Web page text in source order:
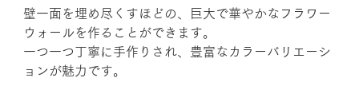
壁一面を埋め尽くすほどの、巨大で華やかなフラワー
ウォールを作ることができます。
一つ一つ丁寧に手作りされ、豊富なカラーバリエーシ
ョンが魅力です。